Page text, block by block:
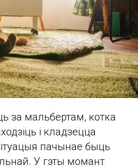
за мальбертам, котка
і кладзецца
пачынае быць
У гэты момант